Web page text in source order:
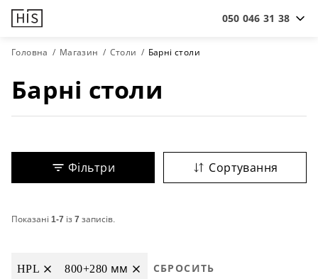
050 046 31 38
Головна Магазин Столи Барні столи
Барні столи
Фільтри Сортування
Показані 1-7 із7записів.
HPL 800+280 мм СБРОСИТЬ